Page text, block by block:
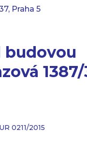
Praha 5
budovou
1387/
0211/2015